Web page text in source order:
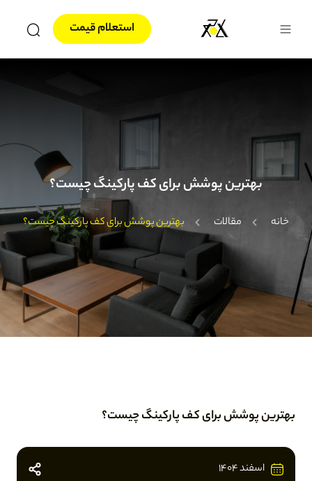
استعلام قیمت
بهترین پوشش برای کف پارکینگ چیست؟
خانه مقالات بهترین پوشش برای کف پارکینگ چیست؟
بهترین پوشش برای کف پارکینگ چیست؟
اسفند 1404